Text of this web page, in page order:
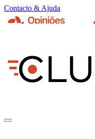
Contacto & Ajuda